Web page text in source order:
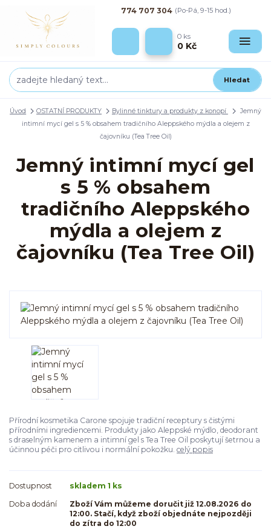
Hledat
774 707 304 (Po-Pá, 9-15 hod.)
0 ks
0 Kč
Úvod OSTATNÍ PRODUKTY Bylinné tinktury a produkty z konopí
Jemný
intimní mycí gel s 5 % obsahem tradičního Aleppského mýdla a olejem z
čajovníku (Tea Tree Oil)
Jemný intimní mycí gel
s 5 % obsahem
tradičního Aleppského
mýdla a olejem z
čajovníku (Tea Tree Oil)
Přírodní kosmetika Carone spojuje tradiční receptury s čistými
přírodními ingrediencemi. Produkty jako Aleppské mýdlo, deodorant
s draselným kamenem a intimní gel s Tea Tree Oil poskytují šetrnou a
účinnou péči pro citlivou i normální pokožku. celý popis
Dostupnost
skladem 1 ks
Doba dodání
Zboží Vám můžeme doručit již 12.08.2026 do
12:00. Stačí, když zboží objednáte nejpozději
do zítra do 12:00